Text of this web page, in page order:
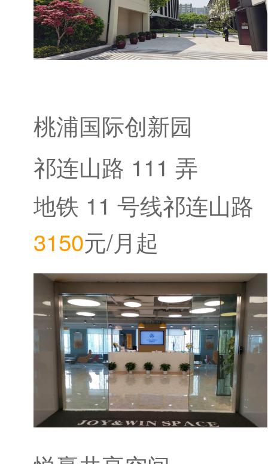
桃浦国际创新园
祁连山路 111 弄
地铁 11 号线祁连山路
站
3150元/月起